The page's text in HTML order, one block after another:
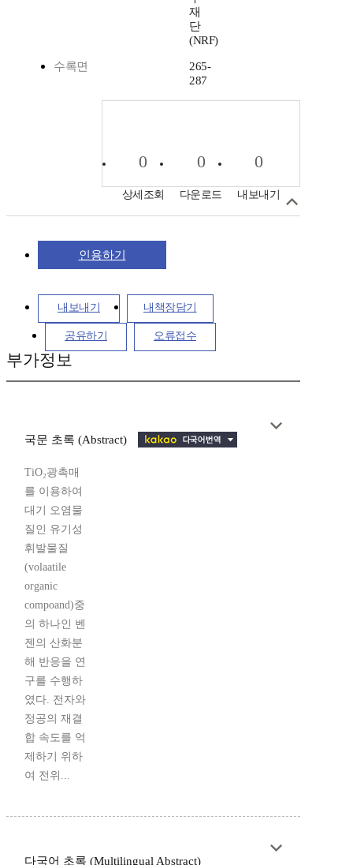
재
단
(NRF)
수록면
265-
287
0
상세조회
0
다운로드
0
내보내기
인용하기
내보내기 내책장담기
공유하기 오류접수
부가정보
국문 초록 (Abstract)
TiO₂광촉매
를 이용하여
대기 오염물
질인 유기성
휘발물질
(volaatile
organic
compoand)중
의 하나인 벤
젠의 산화분
해 반응을 연
구를 수행하
였다. 전자와
정공의 재결
합 속도를 억
제하기 위하
여 전위...
다국어 초록 (Multilingual Abstract)